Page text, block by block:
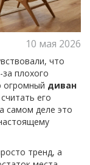
10 мая 2026
что
плохого
огромный диван
его
самом деле это
тренд, а